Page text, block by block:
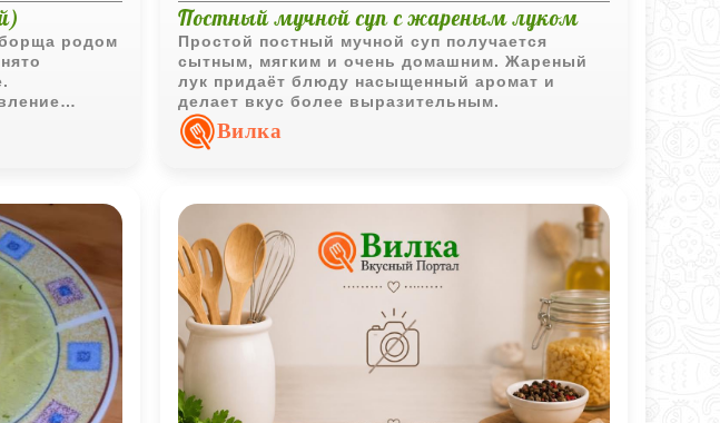
родом
Постный мучной суп с жареным луком
Простой постный мучной суп получается
сытным, мягким и очень домашним. Жареный
лук придаёт блюду насыщенный аромат и
делает вкус более выразительным.
Вилка